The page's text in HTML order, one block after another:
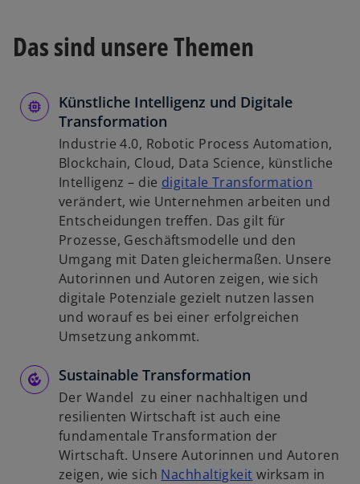
Das sind unsere Themen
Künstliche Intelligenz und Digitale
Transformation
Industrie 4.0, Robotic Process Automation,
Blockchain, Cloud, Data Science, künstliche
Intelligenz – die digitale Transformation
i
i
n
e
e
n
verändert, wie Unternehmen arbeiten und
Entscheidungen treffen. Das gilt für
Prozesse, Geschäftsmodelle und den
Umgang mit Daten gleichermaßen. Unsere
Autorinnen und Autoren zeigen, wie sich
digitale Potenziale gezielt nutzen lassen
und worauf es bei einer erfolgreichen
Umsetzung ankommt.
Sustainable Transformation
Der Wandel zu einer nachhaltigen und
resilienten Wirtschaft ist auch eine
fundamentale Transformation der
Wirtschaft. Unsere Autorinnen und Autoren
zeigen, wie sich Nachhaltigkeitwwirksam in